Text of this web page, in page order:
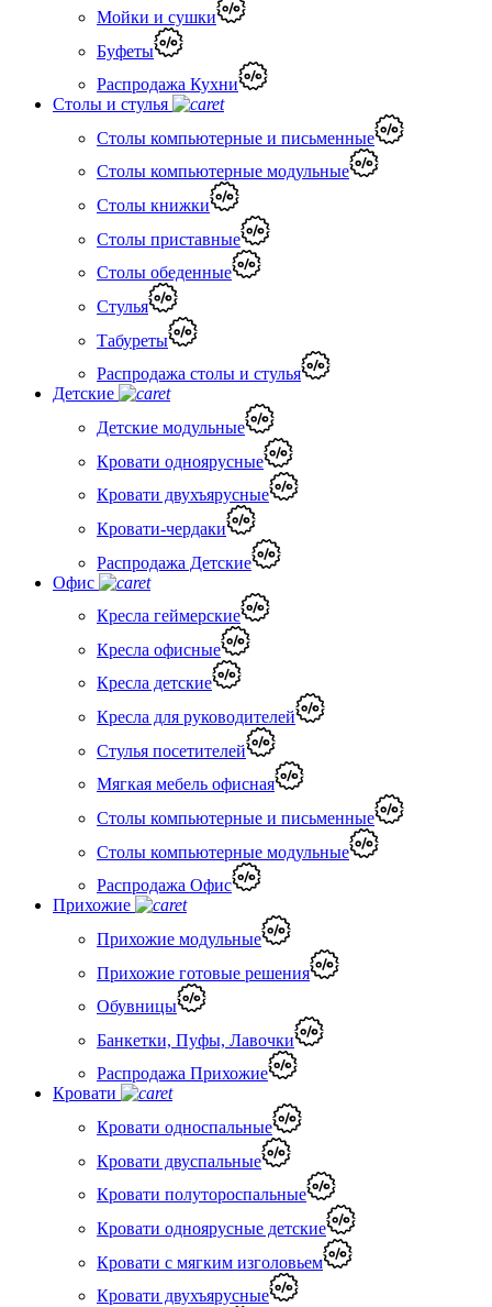
Мойки и сушки
Буфеты
Распродажа Кухни
Столы и стулья
Столы компьютерные и письменные
Столы компьютерные модульные
Столы книжки
Столы приставные
Столы обеденные
Стулья
Табуреты
Распродажа столы и стулья
Детские
Детские модульные
Кровати одноярусные
Кровати двухъярусные
Кровати-чердаки
Распродажа Детские
Офис
Кресла геймерские
Кресла офисные
Кресла детские
Кресла для руководителей
Стулья посетителей
Мягкая мебель офисная
Столы компьютерные и письменные
Столы компьютерные модульные
Распродажа Офис
Прихожие
Прихожие модульные
Прихожие готовые решения
Обувницы
Банкетки, Пуфы, Лавочки
Распродажа Прихожие
Кровати
Кровати односпальные
Кровати двуспальные
Кровати полутороспальные
Кровати одноярусные детские
Кровати с мягким изголовьем
Кровати двухъярусные